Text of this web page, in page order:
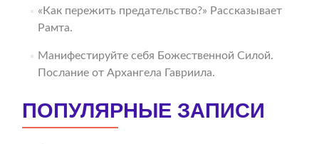
«Как пережить предательство?» Рассказывает
Рамта.
Манифестируйте себя Божественной Силой.
Послание от Архангела Гавриила.
ПОПУЛЯРНЫЕ ЗАПИСИ